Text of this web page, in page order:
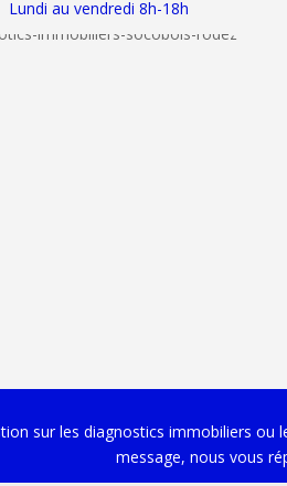
Lundi au vendredi 8h-18h
sur les diagnostics immobiliers ou
message, nous vous